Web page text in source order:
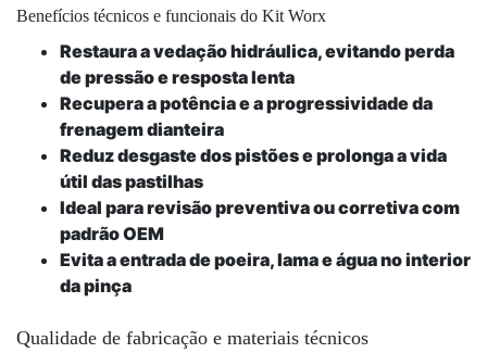
Benefícios técnicos e funcionais do Kit Worx
Restaura a vedação hidráulica, evitando perda
de pressão e resposta lenta
Recupera a potência e a progressividade da
frenagem dianteira
Reduz desgaste dos pistões e prolonga a vida
útil das pastilhas
Ideal para revisão preventiva ou corretiva com
padrão OEM
Evita a entrada de poeira, lama e água no interior
da pinça
Qualidade de fabricação e materiais técnicos